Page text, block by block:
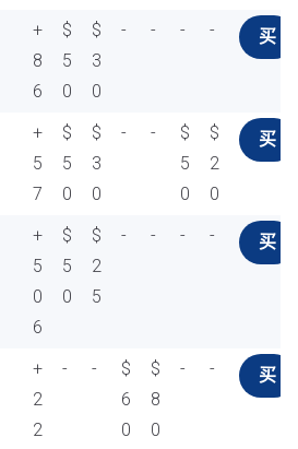
+
8
6
$
5
0
$
3
0
- - - - 买
+
5
7
$
5
0
$
3
0
- -
$
5
0
$
2
0
买
+
5
0
6
$
5
0
$
2
5
- - - - 买
+
2
2
- -
$
6
0
$
8
0
- - 买